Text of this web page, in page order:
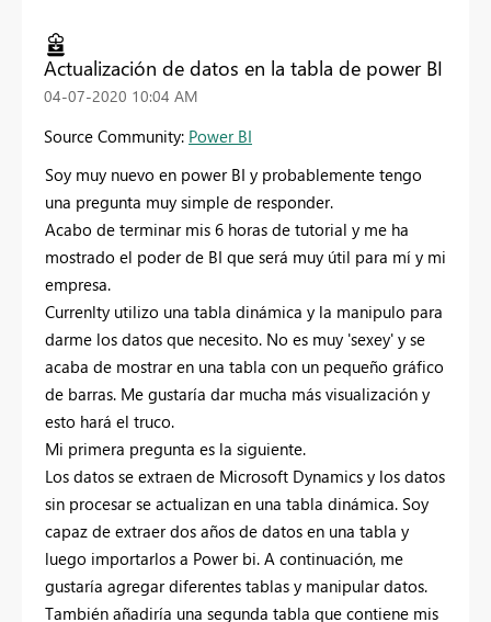
Actualización de datos en la tabla de power BI
‎04-07-2020 10:04 AM
Source Community: Power BI
Soy muy nuevo en power BI y probablemente tengo
una pregunta muy simple de responder.
Acabo de terminar mis 6 horas de tutorial y me ha
mostrado el poder de BI que será muy útil para mí y mi
empresa.
Currenlty utilizo una tabla dinámica y la manipulo para
darme los datos que necesito. No es muy 'sexey' y se
acaba de mostrar en una tabla con un pequeño gráfico
de barras. Me gustaría dar mucha más visualización y
esto hará el truco.
Mi primera pregunta es la siguiente.
Los datos se extraen de Microsoft Dynamics y los datos
sin procesar se actualizan en una tabla dinámica. Soy
capaz de extraer dos años de datos en una tabla y
luego importarlos a Power bi. A continuación, me
gustaría agregar diferentes tablas y manipular datos.
También añadiría una segunda tabla que contiene mis